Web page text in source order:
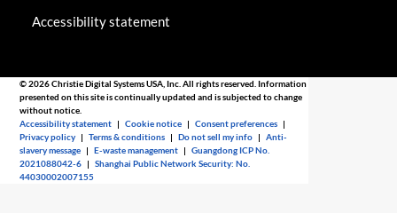
Accessibility statement
© 2026 Christie Digital Systems USA, Inc. All rights reserved. Information
presented on this site is continually updated and is subjected to change
without notice.
Accessibility statement |Cookie notice |Consent preferences |
Privacy policy |Terms & conditions |Do not sell my info |Anti-
slavery message |E-waste management |Guangdong ICP No.
2021088042-6 |Shanghai Public Network Security: No.
44030002007155